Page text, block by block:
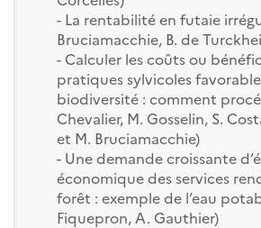
- La rentabilité en futaie
Bruciamacchie, B. de
- Calculer les coûts ou
pratiques sylvicoles
biodiversité : comment
Chevalier, M. Gosselin, S.
et M. Bruciamacchie)
- Une demande croissante
économique des services
forêt : exemple de l’eau
Fiquepron, A. Gauthier)